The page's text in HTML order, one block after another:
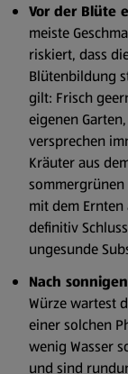
Vor der Blüte
meiste
riskiert, dass
Blütenbildung
gilt: Frisch
eigenen
versprechen
Kräuter aus
mit dem
definitiv
ungesunde
Nach
Würze wartest
einer solchen
wenig Wasser
und sind